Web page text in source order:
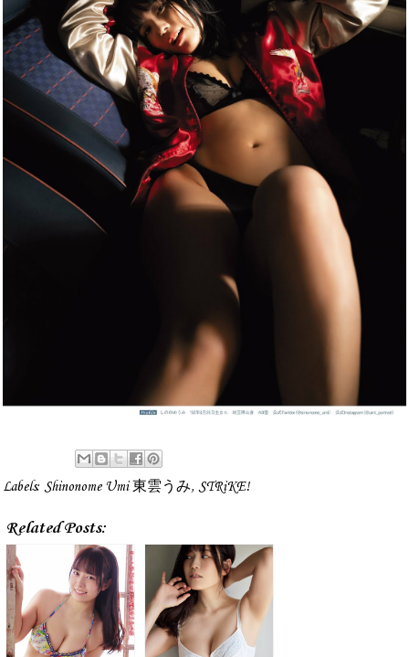
Labels: Shinonome Umi 東雲うみ, STRiKE!
Related Posts: